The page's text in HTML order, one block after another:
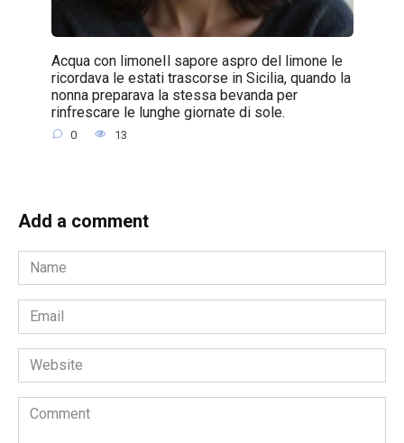
Acqua con limoneIl sapore aspro del limone le
ricordava le estati trascorse in Sicilia, quando la
nonna preparava la stessa bevanda per
rinfrescare le lunghe giornate di sole.
0 13
Add a comment
Name
*
Email
*
Website
Comment